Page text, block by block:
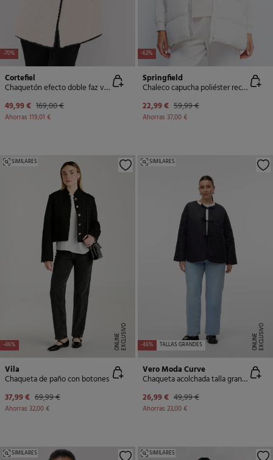
-70%
Cortefiel
Chaquetón efecto doble faz vivos
49,99 € 169,00 €
Ahorras 119,01 €
-62%
Springfield
Chaleco capucha poliéster reciclado
22,99 € 59,99 €
Ahorras 37,00 €
-46% E
X
C
L
U
SI
V
O
O
N
LI
N
E
SIMILARES
Vila
Chaqueta de paño con botones
37,99 € 69,99 €
Ahorras 32,00 €
-46% TALLAS GRANDES E
X
C
L
U
SI
V
O
O
N
LI
N
E
SIMILARES
Vero Moda Curve
Chaqueta acolchada talla grande
26,99 € 49,99 €
Ahorras 23,00 €
SIMILARES SIMILARES